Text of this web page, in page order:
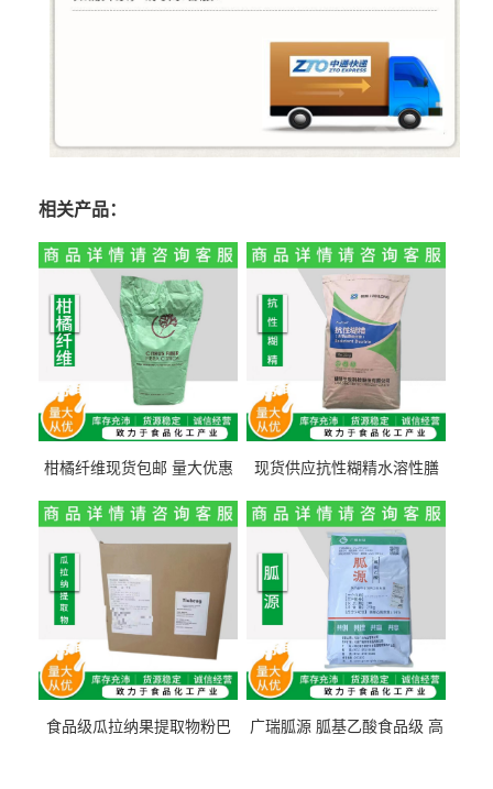
相关产品：
柑橘纤维现货包邮 量大优惠
现货供应抗性糊精水溶性膳
量1kg包邮
食品级瓜拉纳果提取物粉巴
广瑞胍源 胍基乙酸食品级 高